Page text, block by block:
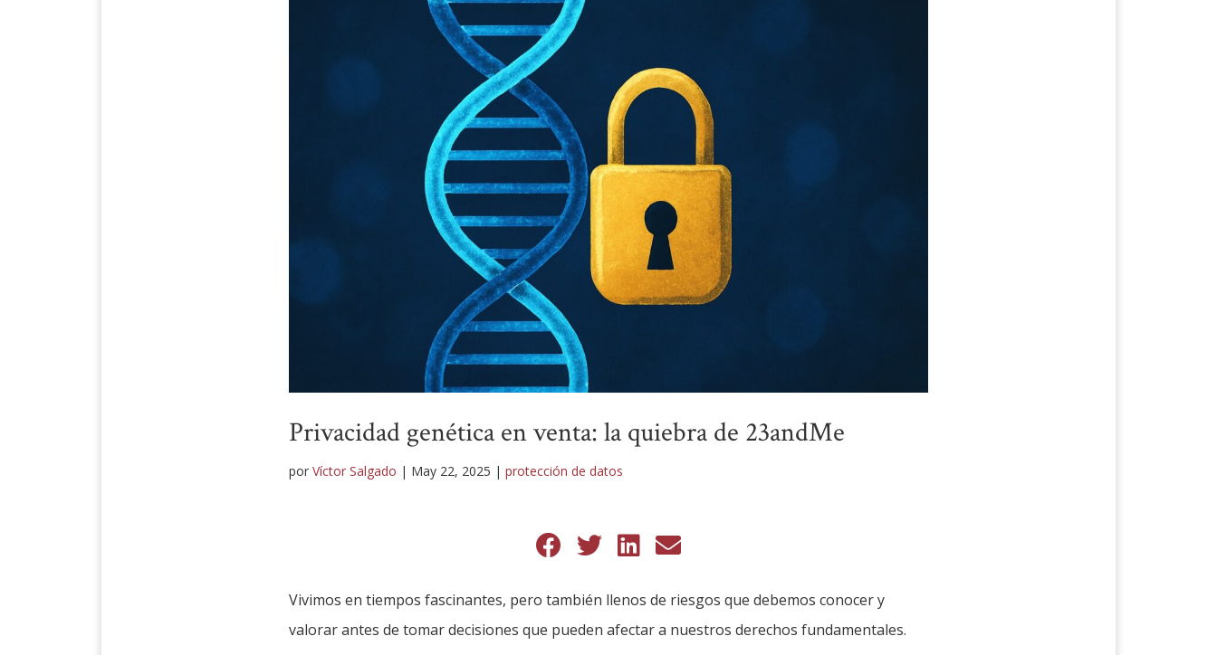
Privacidad genética en venta: la quiebra de 23andMe
porVíctor Salgado | May 22, 2025 |protección de datos
Vivimos en tiempos fascinantes, pero también llenos de riesgos que debemos conocer y
valorar antes de tomar decisiones que pueden afectar a nuestros derechos fundamentales.